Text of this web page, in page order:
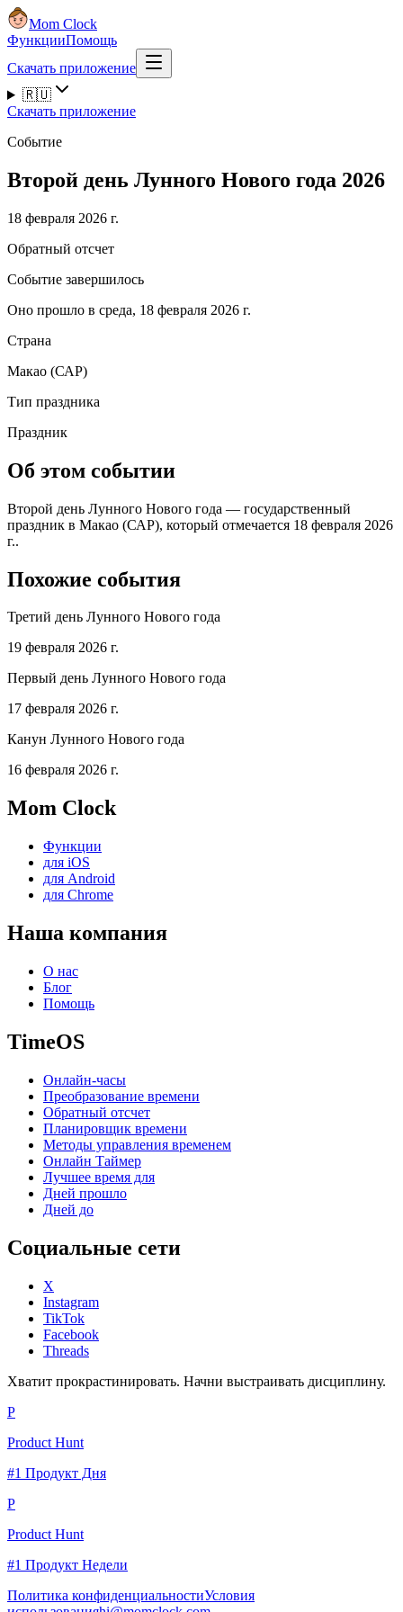
Mom Clock
ФункцииПомощь
Скачать приложение
🇷🇺
Скачать приложение
Событие
Второй день Лунного Нового года 2026
18 февраля 2026 г.
Обратный отсчет
Событие завершилось
Оно прошло в среда, 18 февраля 2026 г.
Страна
Макао (САР)
Тип праздника
Праздник
Об этом событии
Второй день Лунного Нового года — государственный
праздник в Макао (САР), который отмечается 18 февраля 2026
г..
Похожие события
Третий день Лунного Нового года
19 февраля 2026 г.
Первый день Лунного Нового года
17 февраля 2026 г.
Канун Лунного Нового года
16 февраля 2026 г.
Mom Clock
Функции
для iOS
для Android
для Chrome
Наша компания
О нас
Блог
Помощь
TimeOS
Онлайн-часы
Преобразование времени
Обратный отсчет
Планировщик времени
Методы управления временем
Онлайн Таймер
Лучшее время для
Дней прошло
Дней до
Социальные сети
X
Instagram
TikTok
Facebook
Threads
Хватит прокрастинировать. Начни выстраивать дисциплину.
P
Product Hunt
#1 Продукт Дня
P
Product Hunt
#1 Продукт Недели
Политика конфиденциальностиУсловия